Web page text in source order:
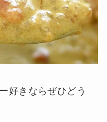
好きならぜひどう